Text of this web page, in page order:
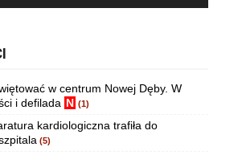
w centrum Nowej Dęby. W
i defilada N (1)
kardiologiczna trafiła do
(5)